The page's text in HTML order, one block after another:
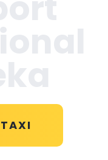
TAXI